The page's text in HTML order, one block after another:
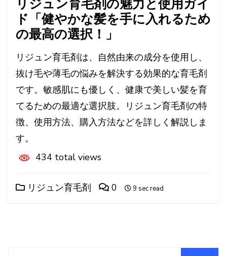
ド「健やかな髪を手に入れるため
の最高の選択！」
リジュン育毛剤は、自然由来の成分を使用し、
抜け毛や薄毛の悩みを解決する効果的な育毛剤
です。敏感肌にも優しく、健康で美しい髪を育
てるための最適な選択肢。リジュン育毛剤の特
徴、使用方法、購入方法などを詳しく解説しま
す。
434 total views
リジュン育毛剤 0 9 sec read